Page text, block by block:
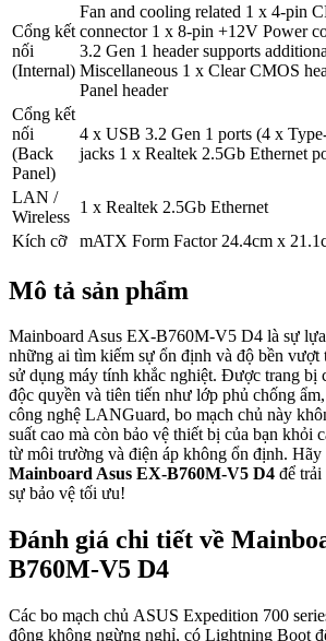
Cổng kết
nối
(Internal)
Fan and cooling related 1 x 4-pin
connector 1 x 8-pin +12V Power
3.2 Gen 1 header supports
Miscellaneous 1 x Clear CMOS
Panel header
Cổng kết
nối
(Back
Panel)
4 x USB 3.2 Gen 1 ports (4 x
jacks 1 x Realtek 2.5Gb Ethernet
LAN /
Wireless
1 x Realtek 2.5Gb Ethernet
Kích cỡ
mATX Form Factor 24.4cm x
Mô tả sản phẩm
Mainboard Asus EX-B760M-V5 D4 là sự
những ai tìm kiếm sự ổn định và độ bền
sử dụng máy tính khắc nghiệt. Được trang bị
độc quyền và tiên tiến như lớp phủ chống
công nghệ LANGuard, bo mạch chủ này
suất cao mà còn bảo vệ thiết bị của bạn khỏi
từ môi trường và điện áp không ổn định. Hãy
Mainboard Asus EX-B760M-V5 D4 để trải
sự bảo vệ tối ưu!
Đánh giá chi tiết về
B760M-V5 D4
Các bo mạch chủ ASUS Expedition 700
động không ngừng nghỉ, có Lightning Boot